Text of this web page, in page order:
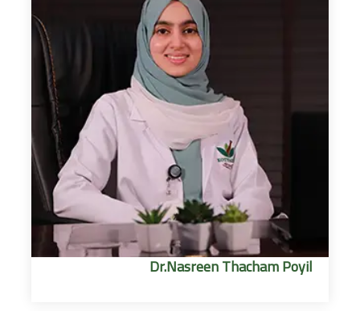
Dr.Nasreen Thacham Poyil